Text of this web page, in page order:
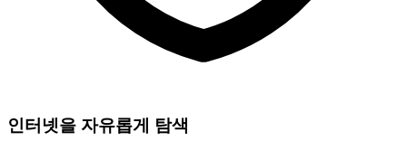
인터넷을 자유롭게 탐색